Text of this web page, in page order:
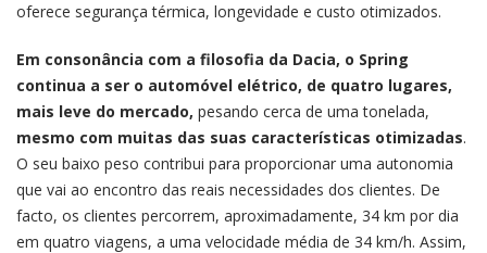
oferece segurança térmica, longevidade e custo otimizados.
Em consonância com a filosofia da Dacia, o Spring
continua a ser o automóvel elétrico, de quatro lugares,
mais leve do mercado, pesando cerca de uma tonelada,
mesmo com muitas das suas características otimizadas.
O seu baixo peso contribui para proporcionar uma autonomia
que vai ao encontro das reais necessidades dos clientes. De
facto, os clientes percorrem, aproximadamente, 34 km por dia
em quatro viagens, a uma velocidade média de 34 km/h. Assim,